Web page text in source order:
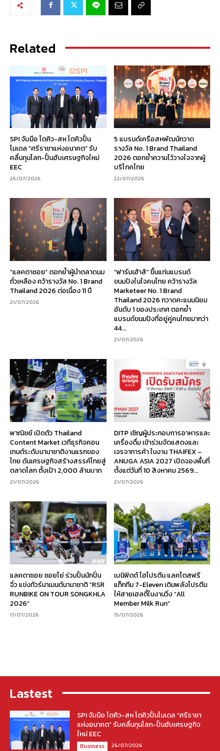
Related
SPI จับมือ โตคิว-สห โตคิวปั้น
โมเดล “ศรีราชาแห่งอนาคต” รับ
คลื่นทุนโลก-ปั้นฮับเศรษฐกิจใหม่
EEC
26/07/2026
5 แบรนด์เครือสหพัฒน์กวาด
รางวัล No. 1 Brand Thailand
2026 ตอกย้ำความไว้วางใจจากผู้
บริโภคไทย
22/07/2026
“แลคตาซอย” ตอกย้ำผู้นำตลาดนม
ถั่วเหลือง คว้ารางวัล No. 1 Brand
Thailand 2026 ต่อเนื่อง 11 ปี
21/07/2026
“ฟาร์มเฮ้าส์” ขึ้นแท่นแบรนด์
ขนมปังในใจคนไทย คว้ารางวัล
Marketeer No. 1 Brand
Thailand 2026 กวาดคะแนนนิยม
อันดับ 1 ของประเทศ ตอกย้ำ
แบรนด์ขนมปังที่อยู่คู่คนไทยมากว่า
44...
21/07/2026
พาณิชย์ เปิดตัว Thailand
Content Market เวทีธุรกิจคอน
เทนต์ระดับนานาชาติงานแรกของ
ไทย ดันเศรษฐกิจสร้างสรรค์ไทยสู่
ตลาดโลก ตั้งเป้า 2,000 ล้านบาท
21/07/2026
DITP เชิญผู้ประกอบการอาหารและ
เครื่องดื่ม เข้าร่วมจัดแสดงและ
เจรจาการค้า ในงาน THAIFEX –
ANUGA ASIA 2027 เปิดจองพื้นที่
ตั้งแต่วันที่ 10 สิงหาคม 2569...
21/07/2026
แลคตาซอย ซอยโย่ ร่วมปั้นนักปั่น
จิ๋ว แข่งทัวร์นาเมนต์นานาชาติ “RSR
RUNBIKE ON TOUR SONGKHLA
2026”
17/07/2026
เบนิฟิตต์ ไฮโปรตีน แลคโตสฟรี
แท็กทีม 7-Eleven เติมพลังโปรตีน
ให้สายเฮลตี้ในงานวิ่ง “All
Member Milk Run”
15/07/2026
Lastest
SPI จับมือ โตคิว-สห โตคิวปั้นโมเดล “ศรีราชา
แห่งอนาคต” รับคลื่นทุนโลก-ปั้นฮับเศรษฐกิจ
ใหม่ EEC
Business 26/07/2026